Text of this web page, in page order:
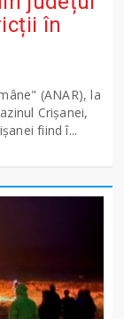
în
(ANAR), la
Crişanei,
fiind î...